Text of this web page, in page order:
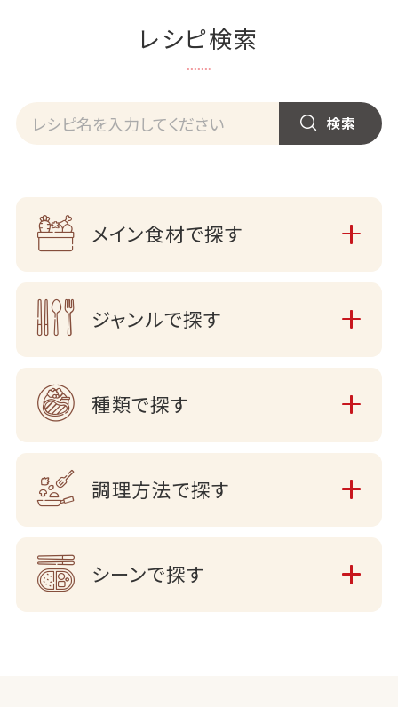
レシピ検索
メイン食材で探す
ジャンルで探す
種類で探す
調理方法で探す
シーンで探す